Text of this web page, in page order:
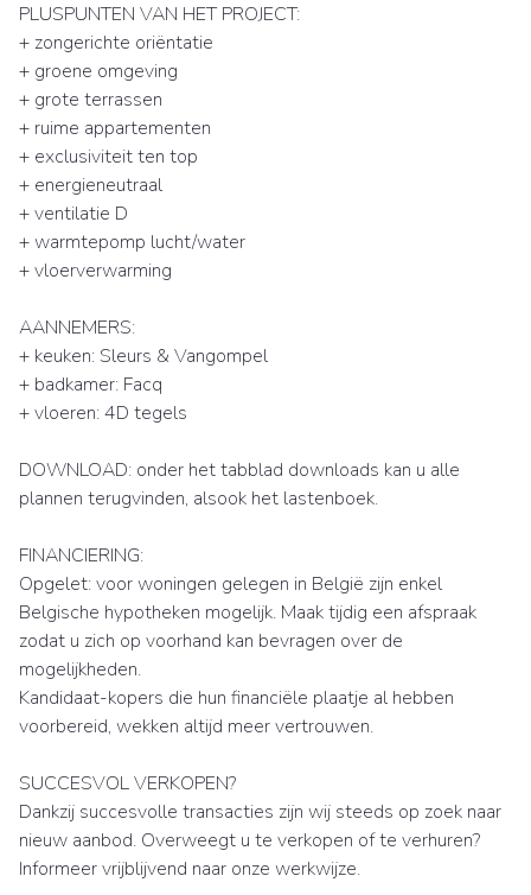
PLUSPUNTEN VAN HET PROJECT:
+ zongerichte oriëntatie
+ groene omgeving
+ grote terrassen
+ ruime appartementen
+ exclusiviteit ten top
+ energieneutraal
+ ventilatie D
+ warmtepomp lucht/water
+ vloerverwarming
AANNEMERS:
+ keuken: Sleurs & Vangompel
+ badkamer: Facq
+ vloeren: 4D tegels
DOWNLOAD: onder het tabblad downloads kan u alle
plannen terugvinden, alsook het lastenboek.
FINANCIERING:
Opgelet: voor woningen gelegen in België zijn enkel
Belgische hypotheken mogelijk. Maak tijdig een afspraak
zodat u zich op voorhand kan bevragen over de
mogelijkheden.
Kandidaat-kopers die hun financiële plaatje al hebben
voorbereid, wekken altijd meer vertrouwen.
SUCCESVOL VERKOPEN?
Dankzij succesvolle transacties zijn wij steeds op zoek naar
nieuw aanbod. Overweegt u te verkopen of te verhuren?
Informeer vrijblijvend naar onze werkwijze.